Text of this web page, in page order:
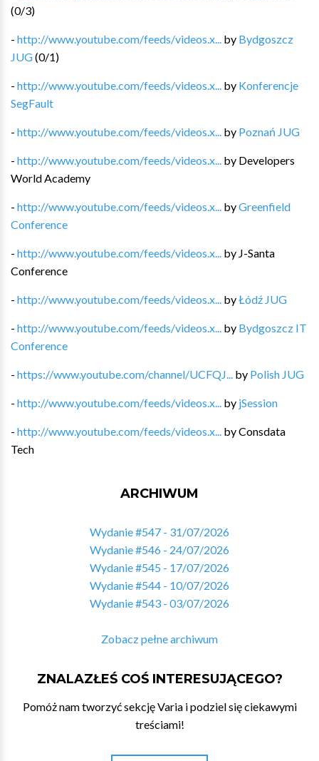
(0/3)
- http://www.youtube.com/feeds/videos.x... by Bydgoszcz
JUG(0/1)
- http://www.youtube.com/feeds/videos.x... by Konferencje
SegFault
- http://www.youtube.com/feeds/videos.x... by Poznań JUG
- http://www.youtube.com/feeds/videos.x... by Developers
World Academy
- http://www.youtube.com/feeds/videos.x... byGreenfield
Conference
- http://www.youtube.com/feeds/videos.x... by J-Santa
Conference
- http://www.youtube.com/feeds/videos.x... byŁódź JUG
- http://www.youtube.com/feeds/videos.x... by Bydgoszcz IT
Conference
- https://www.youtube.com/channel/UCFQJ... by Polish JUG
- http://www.youtube.com/feeds/videos.x... by jSession
- http://www.youtube.com/feeds/videos.x... byConsdata
Tech
ARCHIWUM
Wydanie #547 - 31/07/2026
Wydanie #546 - 24/07/2026
Wydanie #545 - 17/07/2026
Wydanie #544 - 10/07/2026
Wydanie #543 - 03/07/2026
Zobacz pełne archiwum
ZNALAZŁEŚ COŚ INTERESUJĄCEGO?
Pomóż nam tworzyć sekcję Varia i podziel się ciekawymi
treściami!